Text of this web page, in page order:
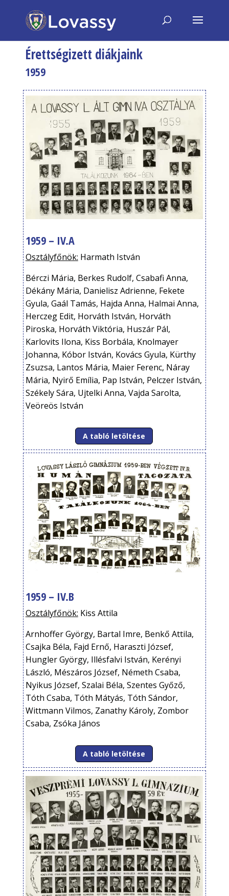
Érettségizett diákjaink
1959
1959 – IV.A
Osztályfőnök: Harmath István
Bérczi Mária, Berkes Rudolf, Csabafi Anna,
Dékány Mária, Danielisz Adrienne, Fekete
Gyula, Gaál Tamás, Hajda Anna, Halmai Anna,
Herczeg Edit, Horváth István, Horváth
Piroska, Horváth Viktória, Huszár Pál,
Karlovits Ilona, Kiss Borbála, Knolmayer
Johanna, Kóbor István, Kovács Gyula, Kürthy
Zsuzsa, Lantos Mária, Maier Ferenc, Náray
Mária, Nyirő Emília, Pap István, Pelczer István,
Székely Sára, Ujtelki Anna, Vajda Sarolta,
Veöreös István
A tabló letöltése
1959 – IV.B
Osztályfőnök: Kiss Attila
Arnhoffer György, Bartal Imre, Benkő Attila,
Csajka Béla, Fajd Ernő, Haraszti József,
Hungler György, Illésfalvi István, Kerényi
László, Mészáros József, Németh Csaba,
Nyikus József, Szalai Béla, Szentes Győző,
Tóth Csaba, Tóth Mátyás, Tóth Sándor,
Wittmann Vilmos, Zanathy Károly, Zombor
Csaba, Zsóka János
A tabló letöltése